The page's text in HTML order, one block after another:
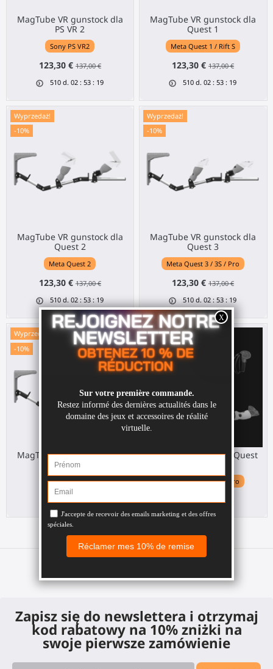
MagTube VR gunstock dla
PS VR 2
Sony PS VR2
123,30 € 137,00 €
510d. 02: 53: 18
MagTube VR gunstock dla
Quest 1
Meta Quest 1 / Rift S
123,30 €137,00 €
510 d. 02 : 53 : 18
Wyprzedaż!
-10%
MagTube VR gunstock dla
Quest 2
Meta Quest 2
123,30 € 137,00 €
510d. 02: 53: 18
Wyprzedaż!
-10%
MagTube VR gunstock dla
Quest 3
Meta Quest 3 / 3S / Pro
123,30 €137,00 €
510 d. 02 :53 : 18
Wyprzedaż!
-10%
MagTube VR gunstock dla
Valve Index
Valve Index
123,30 €137,00 €
-20%
Pakiet
Pakiet FirstSteps dla Quest
Meta Quest 3 / 3S / Pro
102,40 €128,00 €
Zapisz się do newslettera i otrzymaj
kod rabatowy na 10% zniżki na
swoje pierwsze zamówienie